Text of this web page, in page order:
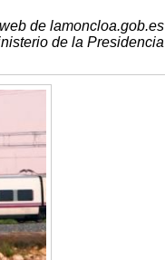
de lamoncloa.gob.es
de la Presidencia